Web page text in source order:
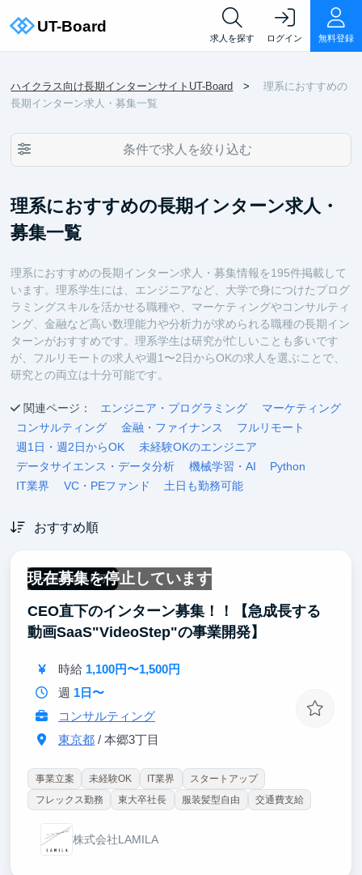
求人を探す ログイン 無料登録
ハイクラス向け長期インターンサイトUT-Board
理系におすすめの
長期インターン求人・募集一覧
条件で求人を絞り込む
理系におすすめの長期インターン求人・
募集一覧
理系におすすめの長期インターン求人・募集情報を195件掲載して
います。理系学生には、エンジニアなど、大学で身につけたプログ
ラミングスキルを活かせる職種や、マーケティングやコンサルティ
ング、金融など高い数理能力や分析力が求められる職種の長期イン
ターンがおすすめです。理系学生は研究が忙しいことも多いです
が、フルリモートの求人や週1〜2日からOKの求人を選ぶことで、
研究との両立は十分可能です。
関連ページ： エンジニア・プログラミング
マーケティング
コンサルティング
金融・ファイナンス
フルリモート
週1日・週2日からOK
未経験OKのエンジニア
データサイエンス・データ分析
機械学習・AI
Python
IT業界
VC・PEファンド 土日も勤務可能
おすすめ順
現在募集を停止しています
一部リモート可
CEO直下のインターン募集！！【急成長する
動画SaaS"VideoStep"の事業開発】
時給 1,100円〜1,500円
週 1日〜
コンサルティング
東京都/ 本郷3丁目
事業立案 未経験OK IT業界
スタートアップ
フレックス勤務
東大卒社長 服装髪型自由 交通費支給
株式会社LAMILA